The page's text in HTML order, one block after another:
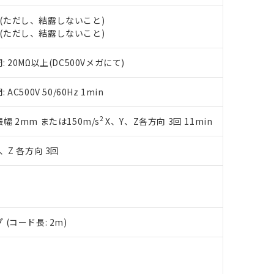
だし、結露しないこと)
だし、結露しないこと)
20MΩ以上(DC500Vメガにて)
: AC500V 50/60Hz 1min
幅 2mm または150m/s2X、Y、Z各方向 3回 11min
Z 各方向 3回
(コード長: 2m)
書（当社基準）
点で非含有を証明するもので、過去に遡って非含有を証明するも
タル酸エステル類４物質の対応では、対応完了までの期間は出
欄に対応日を記載しておりました。
への在庫切替を完了していることから、特段のことがない限り、